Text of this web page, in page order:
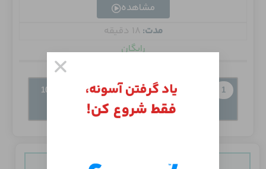
مشاهده
مدت: 18 دقیقه
رایگان
1
4
5
6
7
8
10
11
12